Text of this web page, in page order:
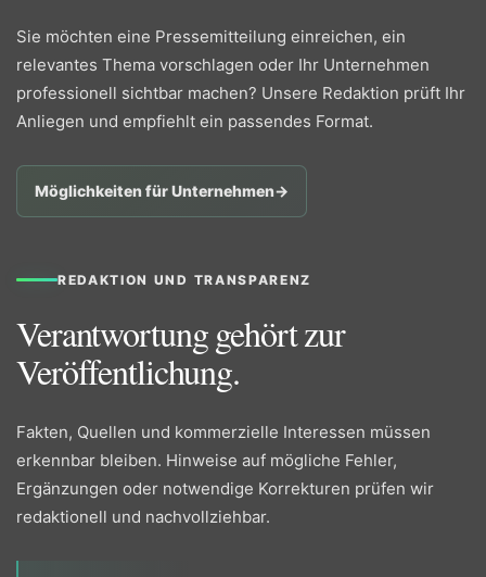
Sie möchten eine Pressemitteilung einreichen, ein
relevantes Thema vorschlagen oder Ihr Unternehmen
professionell sichtbar machen? Unsere Redaktion prüft Ihr
Anliegen und empfiehlt ein passendes Format.
Möglichkeiten für Unternehmen→
REDAKTION UND TRANSPARENZ
Verantwortung gehört zur
Veröffentlichung.
Fakten, Quellen und kommerzielle Interessen müssen
erkennbar bleiben. Hinweise auf mögliche Fehler,
Ergänzungen oder notwendige Korrekturen prüfen wir
redaktionell und nachvollziehbar.